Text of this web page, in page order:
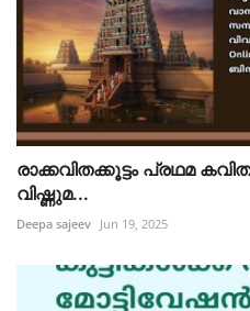
രാക്കവിതക്കൂട്ടം പ്രഥമ
വിഷ്ണുമ...
Deepa sajeev Jun 19, 2025